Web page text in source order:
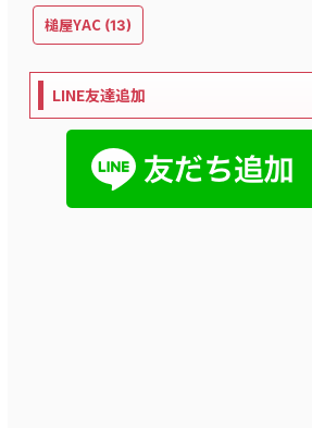
槌屋YAC (13)
LINE友達追加